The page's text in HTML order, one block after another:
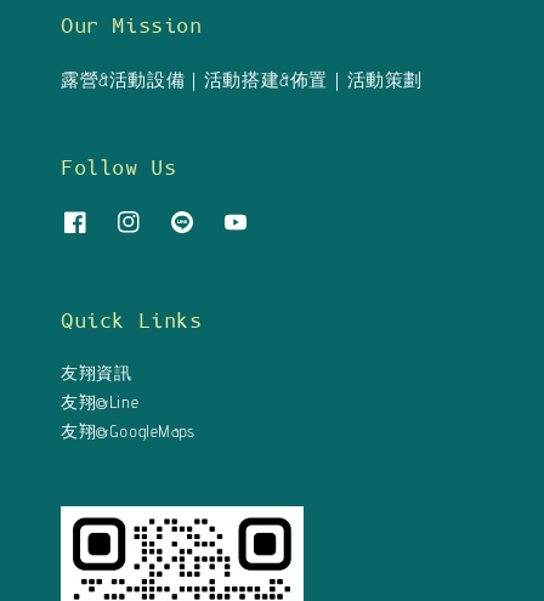
Our Mission
露營&活動設備｜活動搭建&佈置｜活動策劃
Follow Us
Quick Links
友翔資訊
友翔@Line
友翔@GoogleMaps